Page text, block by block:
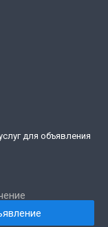
для объявления